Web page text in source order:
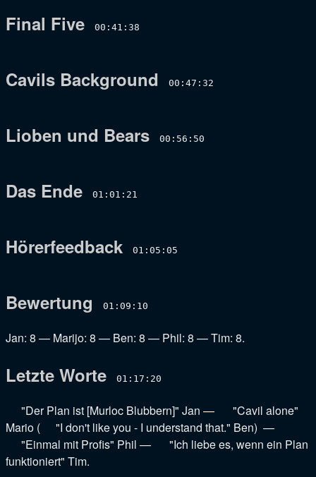
Final Five 00:41:38
Cavils Background 00:47:32
Lioben und Bears 00:56:50
Das Ende 01:01:21
Hörerfeedback 01:05:05
Bewertung 01:09:10
Jan: 8 — Marijo: 8 — Ben: 8 — Phil: 8 —Tim: 8.
Letzte Worte 01:17:20
"Der Plan ist [Murloc Blubbern]" Jan —
"Cavil alone"
Mario ( "I don't like you - I understand that." Ben) —
"Einmal mit Profis" Phil —
"Ich liebe es, wenn ein Plan
funktioniert" Tim.